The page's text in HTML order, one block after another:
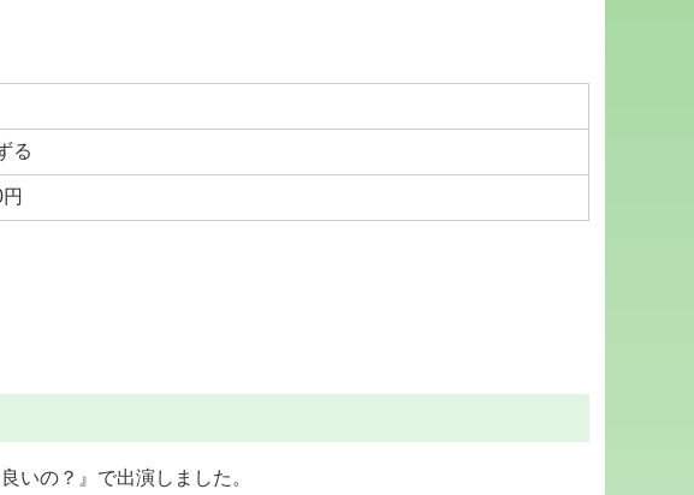
る
いの？』で出演しました。